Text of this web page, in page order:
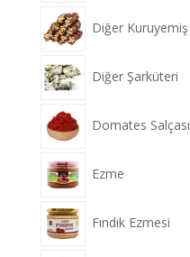
Diğer Kuruyemiş
Diğer Şarküteri
Domates Salçası
Ezme
Fındık Ezmesi